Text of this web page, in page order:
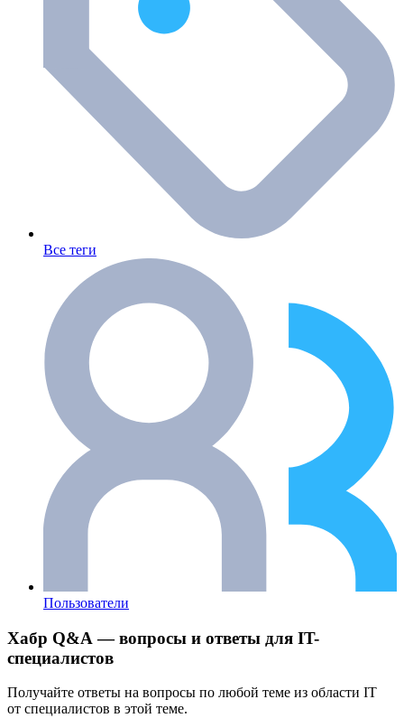
Все теги
Пользователи
Хабр Q&A — вопросы и ответы для IT-
специалистов
Получайте ответы на вопросы по любой теме из области IT
от специалистов в этой теме.